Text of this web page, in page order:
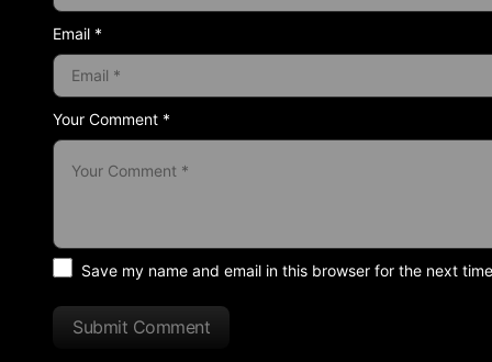
Your Comment *
Email *
Save my name and email in this browser for the next
Submit Comment